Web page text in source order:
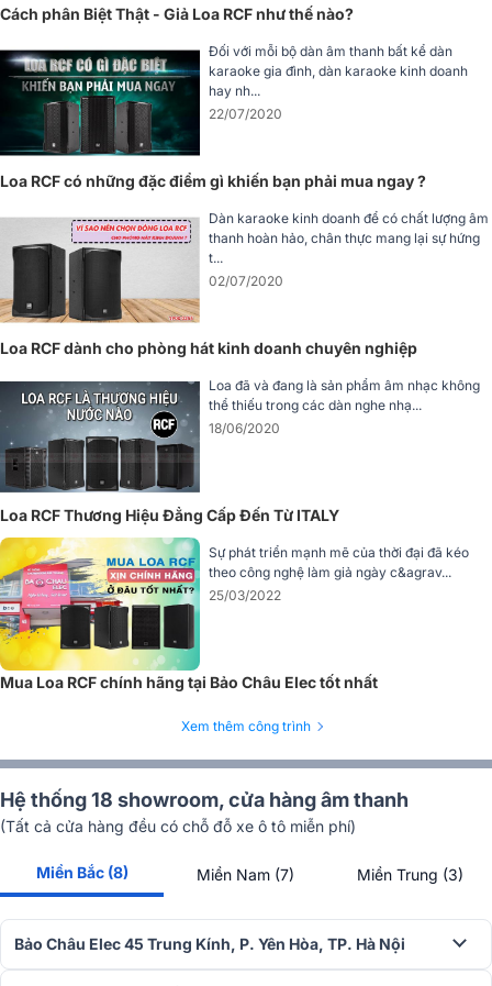
Loa RCFKX 08-A là sự lựa chọn hoàn hảo cho những ai cần một hệ
thống âm thanh mạnh mẽ, ổn định nhưng vẫn đảm bảo âm thanh
sắc nét, không bị méo tiếng dù sử dụng ở mức công suất cao. Với
công suất Peak lên đến 2000W, loa có thể phát ra âm thanh sống
động, mạnh mẽ, mang đến sự kết hợp hoàn hảo giữa hiệu suất âm
thanh và khả năng chịu tải cao. Bất kể là không gian rộng lớn hay
môi trường yêu cầu âm thanh mạnh mẽ, loa RCF KX 08-A sẽ đáp
ứng đầy đủ.
Công suất RMS 600W và công suất MAX 1400W cho phép loa duy
trì hiệu suất ổn định trong suốt quá trình sử dụng mà không lo bị vỡ
tiếng hay mất kiểm soát. Chính nhờ sự kết hợp này, loa luôn giữ
được sự rõ ràng và chi tiết trong từng nốt nhạc, dù ở mức âm lượng
lớn nhất.
Chất lượng âm thanh ấn tượng
Loa RCF KX 08-A sở hữu hệ thống loa chất lượng cao với loa bass
20cm từ NEO, cuộn vỏ 2.5 inch mang lại âm bass mạnh mẽ, sâu
lắng và ổn định, cùng loa treble 2.54cm, cuộn vỏ 1.75 inch tái tạo
âm thanh cao tần sắc nét, chi tiết. Sự kết hợp này giúp loa cung cấp
âm thanh cân bằng, mạnh mẽ ở tần số thấp và trong trẻo, rõ ràng ở
tần số cao, mang đến trải nghiệm âm nhạc đầy đủ, sống động cho
Cách phân Biệt Thật - Giả Loa RCF như thế nào?
Đối với mỗi bộ dàn âm thanh bất kể dàn
karaoke gia đình, dàn karaoke kinh doanh
hay nh...
22/07/2020
Loa RCF có những đặc điểm gì khiến bạn phải mua ngay ?
Dàn karaoke kinh doanh để có chất lượng âm
thanh hoàn hảo, chân thực mang lại sự hứng
t...
02/07/2020
Loa RCF dành cho phòng hát kinh doanh chuyên nghiệp
Loa đã và đang là sản phẩm âm nhạc không
thể thiếu trong các dàn nghe nhạ...
18/06/2020
Loa RCF Thương Hiệu Đẳng Cấp Đến Từ ITALY
Sự phát triển mạnh mẽ của thời đại đã kéo
theo công nghệ làm giả ngày c&agrav...
25/03/2022
Mua Loa RCF chính hãng tại Bảo Châu Elec tốt nhất
Xem thêm công trình
Hệ thống 18 showroom, cửa hàng âm thanh
(Tất cả cửa hàng đều có chỗ đỗ xe ô tô miễn phí)
Miền Bắc (8) Miền Nam (7) Miền Trung (3)
Bảo Châu Elec 45 Trung Kính, P. Yên Hòa, TP. Hà Nội